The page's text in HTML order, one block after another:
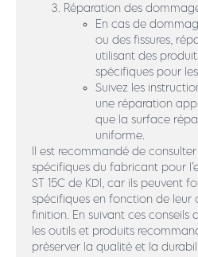
Réparation des
En cas de
ou des fissures,
utilisant des
spécifiques pour les
Suivez les
une réparation
que la surface
uniforme.
Il est recommandé de
spécifiques du fabricant pour
ST 15C de KDI, car ils peuvent
spécifiques en fonction de leur
finition. En suivant ces conseils
les outils et produits
préserver la qualité et la